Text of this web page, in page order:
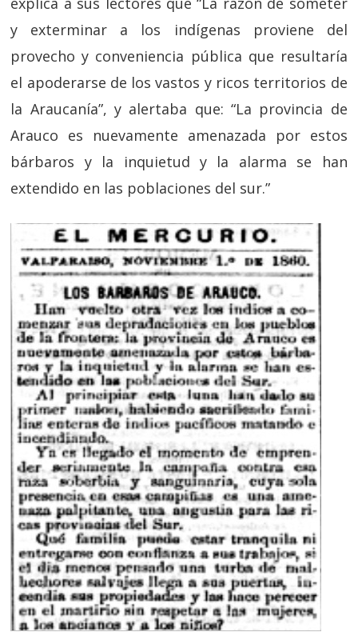
y exterminar a los indígenas proviene del
provecho y conveniencia pública que resultaría
el apoderarse de los vastos y ricos territorios de
la Araucanía”, y alertaba que: “La provincia de
Arauco es nuevamente amenazada por estos
bárbaros y la inquietud y la alarma se han
extendido en las poblaciones del sur.”